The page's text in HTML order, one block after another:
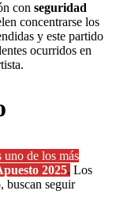
con seguridad
concentrarse los
y este partido
ocurridos en
de los más
2025. Los
, buscan seguir